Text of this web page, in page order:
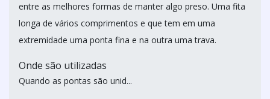
entre as melhores formas de manter algo preso. Uma fita
longa de vários comprimentos e que tem em uma
extremidade uma ponta fina e na outra uma trava.
Onde são utilizadas
Quando as pontas são unid...